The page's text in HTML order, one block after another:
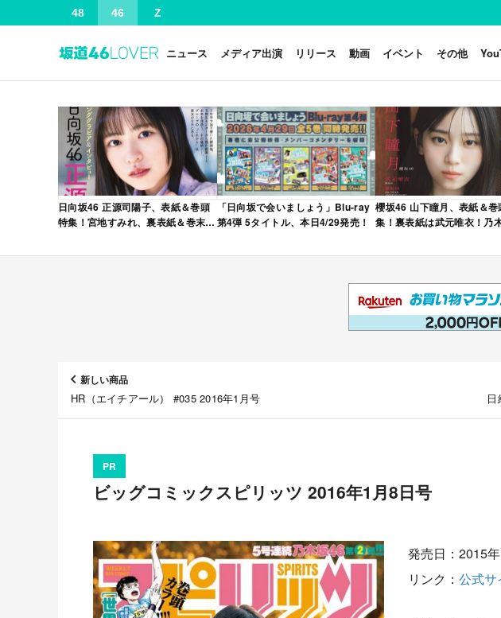
48 46 Z
ニュース メディア出演 リリース 動画 イベント その他
日向坂46 正源司陽子、表紙＆巻頭
特集！宮地すみれ、裏表紙＆巻末特
VOL.12」本日4/30発売！
「日向坂で会いましょう」Blu-ray
第4弾 5タイトル、本日4/29発売！
櫻坂46 山下瞳月、表紙＆巻
集！裏表紙は武元唯衣！乃
6月号」本日4/28発売！
新しい商品
HR（エイチアール） #035 2016年1月号
PR
ビッグコミックスピリッツ 2016年1月8日号
発売日：2015
リンク：公式サ